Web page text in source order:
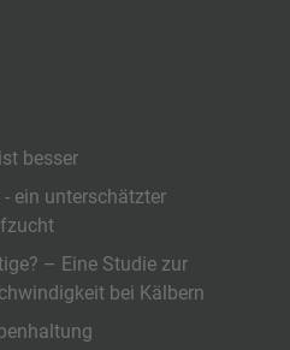
besser
ein unterschätzter
– Eine Studie zur
bei Kälbern